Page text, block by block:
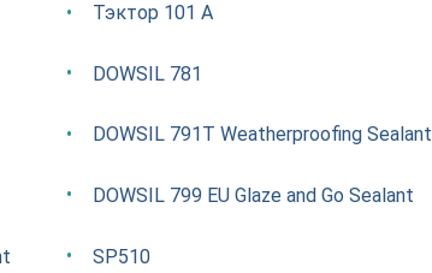
Тэктор 101 А
DOWSIL 781
DOWSIL 791T Weatherproofing Sealant
DOWSIL 799 EU Glaze and Go Sealant
SP510